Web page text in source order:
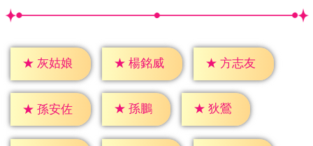
★ 灰姑娘 ★ 楊銘威 ★ 方志友
★ 孫安佐 ★ 孫鵬 ★ 狄鶯